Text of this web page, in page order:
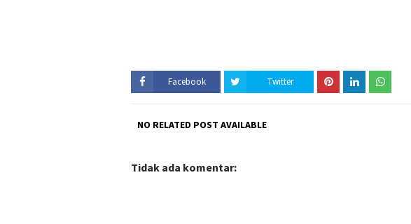
Facebook Twitter
NO RELATED POST AVAILABLE
Tidak ada komentar: